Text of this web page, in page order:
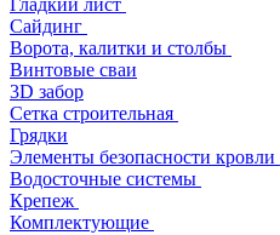
Гладкий лист
Сайдинг
Ворота, калитки и столбы
Винтовые сваи
3D забор
Сетка строительная
Грядки
Элементы безопасности кровли
Водосточные системы
Крепеж
Комплектующие